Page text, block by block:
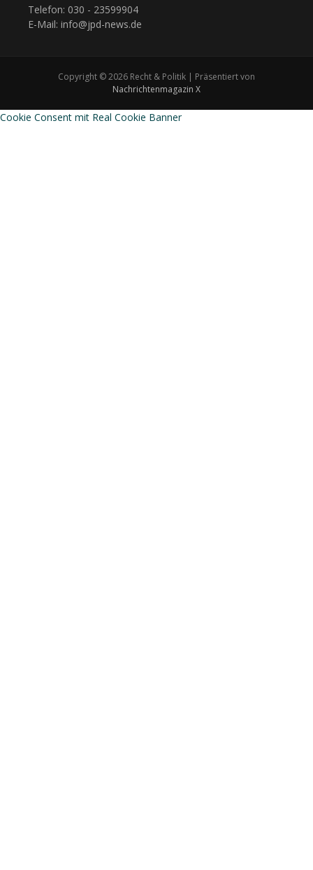
Telefon: 030 - 23599904
E-Mail: info@jpd-news.de
Copyright © 2026 Recht & Politik | Präsentiert von
Nachrichtenmagazin X
Cookie Consent mit Real Cookie Banner